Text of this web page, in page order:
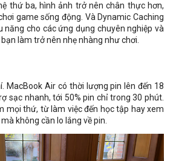
thứ ba, hình ảnh trở nên chân thực hơn,
game sống động. Và Dynamic Caching
năng cho các ứng dụng chuyên nghiệp và
làm trở nên nhẹ nhàng như chơi.
MacBook Air có thời lượng pin lên đến 18
sạc nhanh, tới 50% pin chỉ trong 30 phút.
mọi thứ, từ làm việc đến học tập hay xem
không cần lo lắng về pin.